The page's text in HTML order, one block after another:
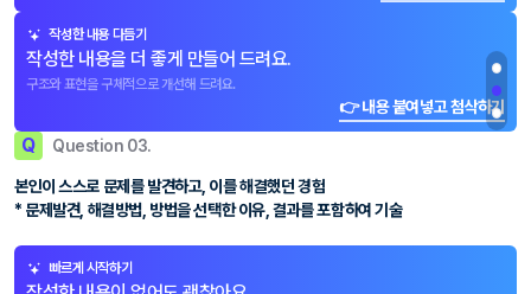
작성한 내용 다듬기
작성한 내용을 더 좋게 만들어 드려요.
구조와 표현을 구체적으로 개선해 드려요.
👉 내용 붙여넣고 첨삭하기
Q Question 03.
본인이 스스로 문제를 발견하고, 이를 해결했던 경험
* 문제발견, 해결방법, 방법을 선택한 이유, 결과를 포함하여 기술
빠르게 시작하기